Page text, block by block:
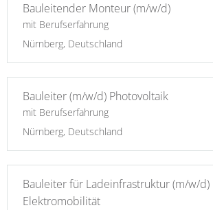
Bauleitender Monteur (m/w/d)
mit Berufserfahrung
Nürnberg, Deutschland
Bauleiter (m/w/d) Photovoltaik
mit Berufserfahrung
Nürnberg, Deutschland
Bauleiter für Ladeinfrastruktur (m/w/d)
Elektromobilität